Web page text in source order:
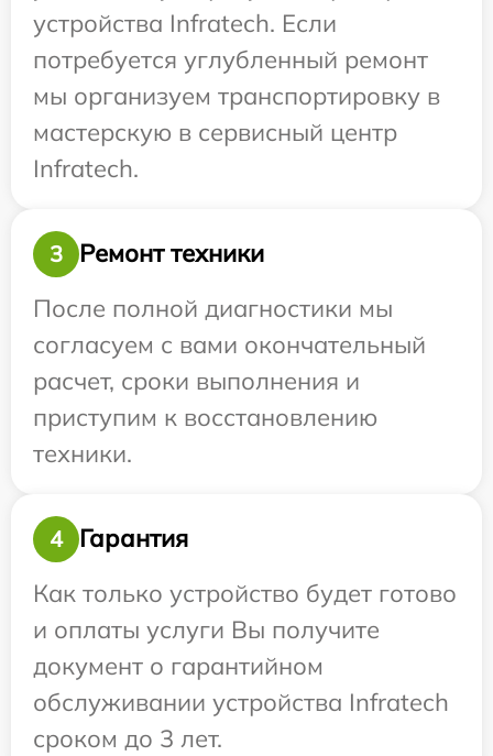
устройства Infratech. Если
потребуется углубленный ремонт
мы организуем транспортировку в
мастерскую в сервисный центр
Infratech.
3
Ремонт техники
После полной диагностики мы
согласуем с вами окончательный
расчет, сроки выполнения и
приступим к восстановлению
техники.
4
Гарантия
Как только устройство будет готово
и оплаты услуги Вы получите
документ о гарантийном
обслуживании устройства Infratech
сроком до 3 лет.